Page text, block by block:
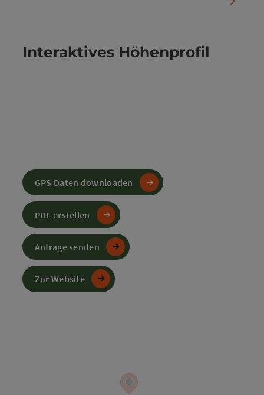
Interaktives Höhenprofil
GPS Daten downloaden
PDF erstellen
Anfrage senden
Zur Website